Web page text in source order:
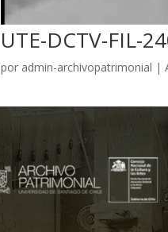
UTE-DCTV-FIL-
por admin-archivopatrimonial |